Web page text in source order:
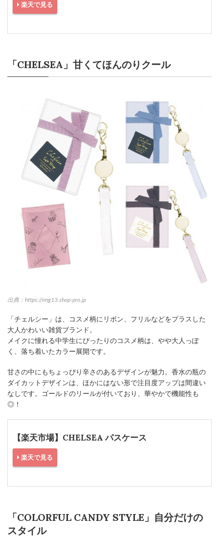
楽天で見る
「CHELSEA」甘くてほんのりクール
出典：https://img13.shop-pro.jp
「チェルシー」は、コスメ柄にリボン、フリルなどをプラスした
大人かわいい雑貨ブランド。
メイクに憧れる中学生にぴったりのコスメ柄は、やや大人っぽ
く、落ち着いたカラー展開です。
甘さの中にもちょっぴり辛さのあるデザインが魅力。香水の瓶の
ダイカットデザインは、ほかにはない形で注目度アップは間違い
なしです。ゴールドのリールが付いており、華やかで機能性も
◎！
【楽天市場】CHELSEA パスケース
楽天で見る
「COLORFUL CANDY STYLE」自分だけの
スタイル